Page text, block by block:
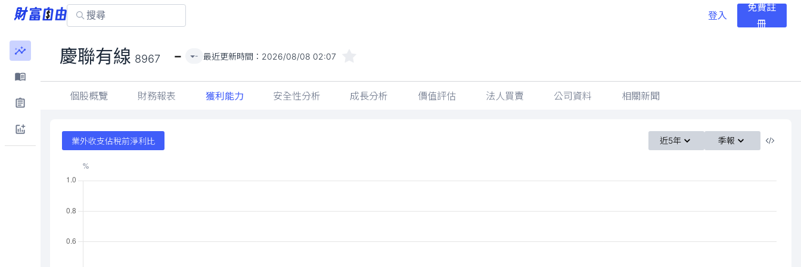
登入
免費註
冊
慶聯有線 8967 - - 最近更新時間： 2026/08/08 02:07
個股概覽 財務報表 獲利能力 安全性分析 成長分析 價值評估 法人買賣 公司資料 相關新聞
業外收支佔稅前淨利比 近5年 季報